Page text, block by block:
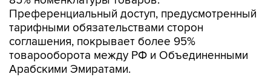
Преференциальный доступ, предусмотренный
тарифными обязательствами сторон
соглашения, покрывает более 95%
товарооборота между РФ и Объединенными
Арабскими Эмиратами.